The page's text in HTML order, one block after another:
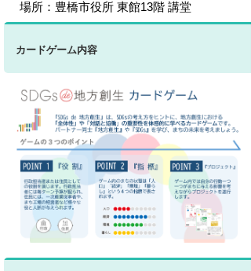
場所：豊橋市役所 東館13階 講堂
カードゲーム内容